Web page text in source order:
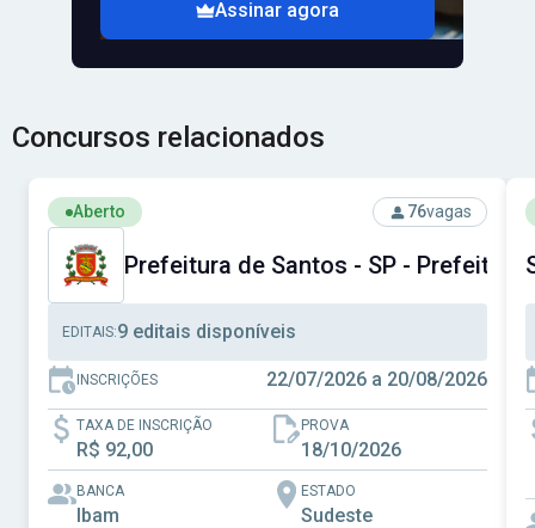
Assinar agora
Concursos relacionados
Ver concurso: Prefeitura de Santos - SP - Prefeitura
Aberto 76vagas
Prefeitura de Santos - SP - Prefeitura
EDITAIS:9 editais disponíveis
INSCRIÇÕES 22/07/2026 a 20/08/2026
TAXA DE INSCRIÇÃO
R$ 92,00
PROVA
18/10/2026
BANCA
Ibam
ESTADO
Sudeste